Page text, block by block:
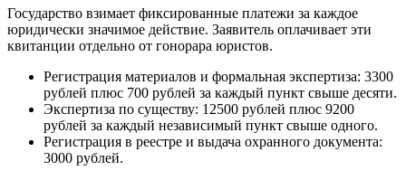
Государство взимает фиксированные платежи за каждое
юридически значимое действие. Заявитель оплачивает эти
квитанции отдельно от гонорара юристов.
Регистрация материалов и формальная экспертиза: 3300
рублей плюс 700 рублей за каждый пункт свыше десяти.
Экспертиза по существу: 12500 рублей плюс 9200
рублей за каждый независимый пункт свыше одного.
Регистрация в реестре и выдача охранного документа:
3000 рублей.